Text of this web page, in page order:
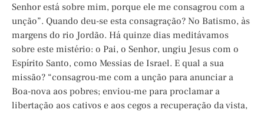
Senhor está sobre mim, porque ele me consagrou com a
unção”. Quando deu-se esta consagração? No Batismo, às
margens do rio Jordão. Há quinze dias meditávamos
sobre este mistério: o Pai, o Senhor, ungiu Jesus com o
Espírito Santo, como Messias de Israel. E qual a sua
missão? “consagrou-me com a unção para anunciar a
Boa-nova aos pobres; enviou-me para proclamar a
libertação aos cativos e aos cegos a recuperação da vista,